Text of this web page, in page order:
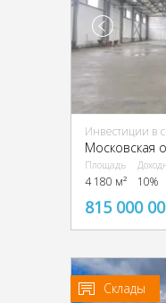
Инвестиции в
Площадь
4 180 м² 10%
815 000
Склады